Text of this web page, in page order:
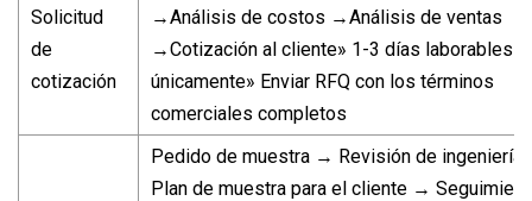
Solicitud
de
cotización
→Análisis de costos →Análisis de ventas
→Cotización al cliente» 1-3 días laborables
únicamente» Enviar RFQ con los términos
comerciales completos
Pedido de muestra → Revisión de
Plan de muestra para el cliente →